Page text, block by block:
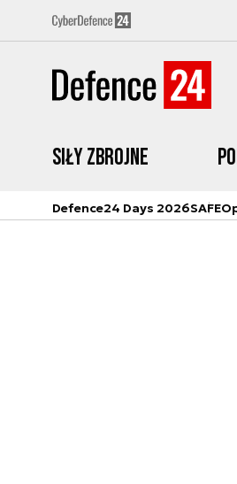
Siły zbrojne
Defence24 Days 2026SAFE